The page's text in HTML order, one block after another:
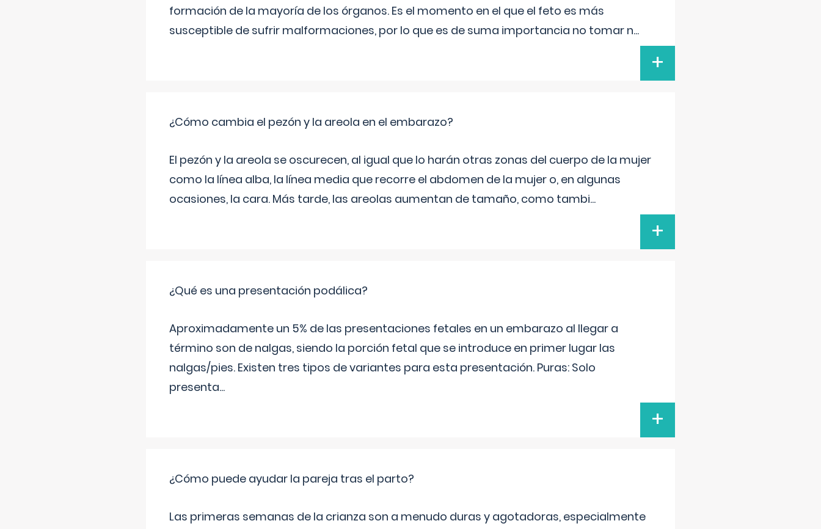
formación de la mayoría de los órganos. Es el momento en el que el feto es más
susceptible de sufrir malformaciones, por lo que es de suma importancia no tomar n...
+
¿Cómo cambia el pezón y la areola en el embarazo?
El pezón y la areola se oscurecen, al igual que lo harán otras zonas del cuerpo de la mujer
como la línea alba, la línea media que recorre el abdomen de la mujer o, en algunas
ocasiones, la cara. Más tarde, las areolas aumentan de tamaño, como tambi...
+
¿Qué es una presentación podálica?
Aproximadamente un 5% de las presentaciones fetales en un embarazo al llegar a
término son de nalgas, siendo la porción fetal que se introduce en primer lugar las
nalgas/pies. Existen tres tipos de variantes para esta presentación. Puras: Solo
presenta...
+
¿Cómo puede ayudar la pareja tras el parto?
Las primeras semanas de la crianza son a menudo duras y agotadoras, especialmente